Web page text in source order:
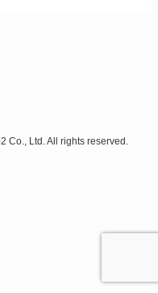
Co., Ltd. All rights reserved.